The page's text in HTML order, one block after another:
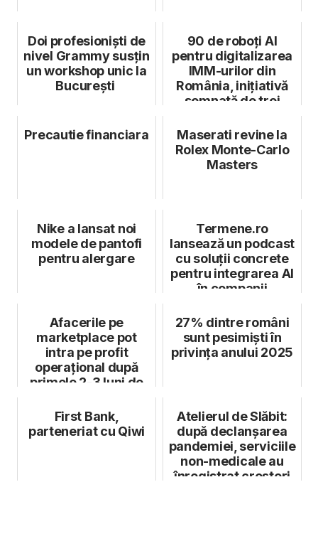
Doi profesioniști de
nivel Grammy susțin
un workshop unic la
București
90 de roboți AI
pentru digitalizarea
IMM-urilor din
România, inițiativă
semnată de trei
Precautie financiara
Maserati revine la
Rolex Monte-Carlo
Masters
Nike a lansat noi
modele de pantofi
pentru alergare
Termene.ro
lansează un podcast
cu soluții concrete
pentru integrarea AI
în companii
Afacerile pe
marketplace pot
intra pe profit
operațional după
primele 2-3 luni de
27% dintre români
sunt pesimiști în
privința anului 2025
First Bank,
parteneriat cu Qiwi
Atelierul de Slăbit:
după declanșarea
pandemiei, serviciile
non-medicale au
înregistrat creșteri